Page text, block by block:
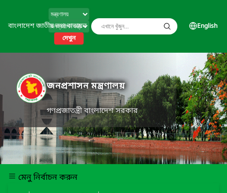
বাংলাদেশ জাতীয় তথ্য বাতায়ন
দেখুন
English
জনপ্রশাসন মন্ত্রণালয়
গণপ্রজাতন্ত্রী বাংলাদেশ সরকার
মেনু নির্বাচন করুন